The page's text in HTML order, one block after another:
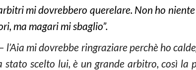
mi dovrebbero querelare. Non ho
ma magari mi sbaglio”.
l’Aia mi dovrebbe ringraziare perchè ho
stato scelto lui, è un grande arbitro, così la